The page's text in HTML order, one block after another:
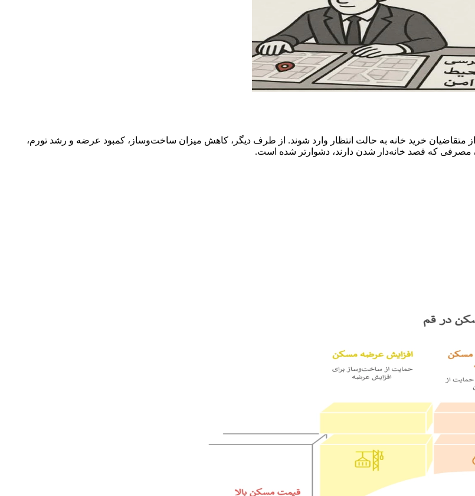
خرید خانه به حالت انتظار وارد شوند. از طرف دیگر، کاهش میزان ساخت‌وساز، کمبود عرضه و رشد تورم،
مصرفی که قصد خانه‌دار شدن دارند، دشوارتر شده است.